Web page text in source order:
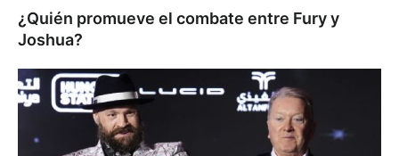
¿Quién promueve el combate entre Fury y
Joshua?